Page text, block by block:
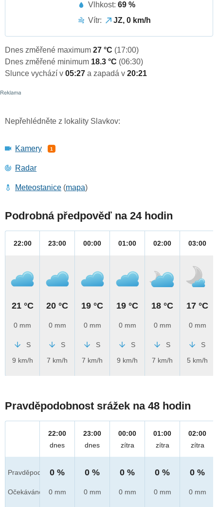
Vlhkost: 69 %
Vítr:
JZ, 0 km/h
Dnes změřené maximum 27 °C (17:00)
Dnes změřené minimum 18.3 °C (06:30)
Slunce vychází v 05:27 a zapadá v 20:21
Nepřehlédněte z lokality Slavkov:
Kamery 1
Radar
Meteostanice (mapa)
Podrobná předpověď na 24 hodin
22:00
21 °C
0 mm
S
9 km/h
23:00
20 °C
0 mm
S
7 km/h
00:00
19 °C
0 mm
S
7 km/h
01:00
19 °C
0 mm
S
9 km/h
02:00
18 °C
0 mm
S
7 km/h
03:00
17 °C
0 mm
S
5 km/h
Pravděpodobnost srážek na 48 hodin
Pravděpod.
Očekáváno
22:00
dnes
0 %
0 mm
23:00
dnes
0 %
0 mm
00:00
zítra
0 %
0 mm
01:00
zítra
0 %
0 mm
02:00
zítra
0 %
0 mm